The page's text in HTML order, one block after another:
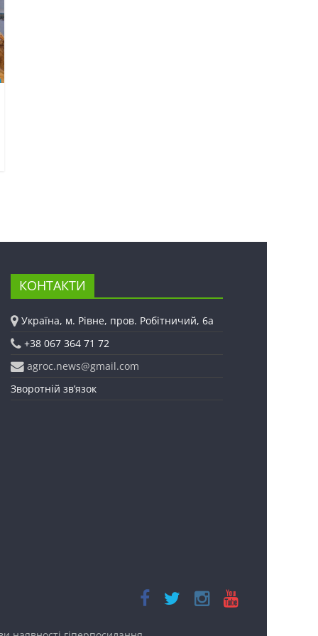
КОНТАКТИ
Україна, м. Рівне, пров. Робітничий, 6а
+38 067 364 71 72
agroc.news@gmail.com
Зворотній зв’язок